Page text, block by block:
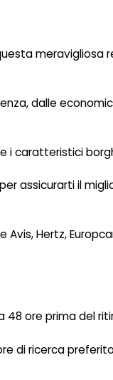
meravigliosa
dalle
caratteristici
assicurarti il
Hertz,
ore prima del
di ricerca